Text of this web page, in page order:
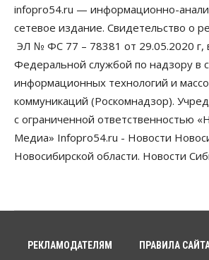
Бизнес Право&Порядок
Злоумышленники
новосибирские компании через
почту
06 Августа 2026, 11:00
Общество
Медики готовятся к второму пику
клещей в Новосибирской области
06 Августа 2026, 10:00
06 Августа 2026, 09:00
Застройщики
infopro54.ru — информационно-
сетевое издание. Свидетельство о
ЭЛ № ФС 77 – 78381 от 29.05.2020 г,
Федеральной службой по надзору в
информационных технологий и
коммуникаций (Роскомнадзор).
с ограниченной ответственностью
Медиа» Infopro54.ru - Новости
Новосибирской области. Новости
РЕКЛАМОДАТЕЛЯМ ПРАВИЛА